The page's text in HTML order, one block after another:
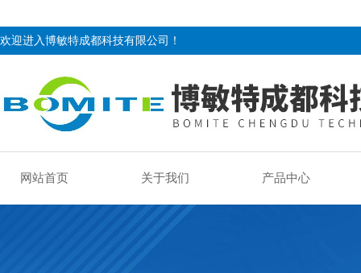
欢迎进入博敏特成都科技有限公司！
网站首页 关于我们 产品中心